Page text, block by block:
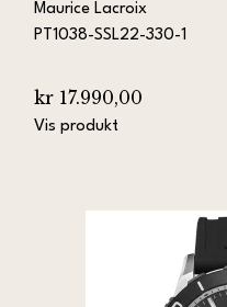
Maurice Lacroix
PT1038-SSL22-330-1
kr 17.990,00
Vis produkt